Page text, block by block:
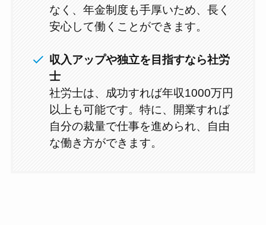
なく、年金制度も手厚いため、長く
安心して働くことができます。
収入アップや独立を目指すなら社労
士
社労士は、成功すれば年収1000万円
以上も可能です。特に、開業すれば
自分の裁量で仕事を進められ、自由
な働き方ができます。